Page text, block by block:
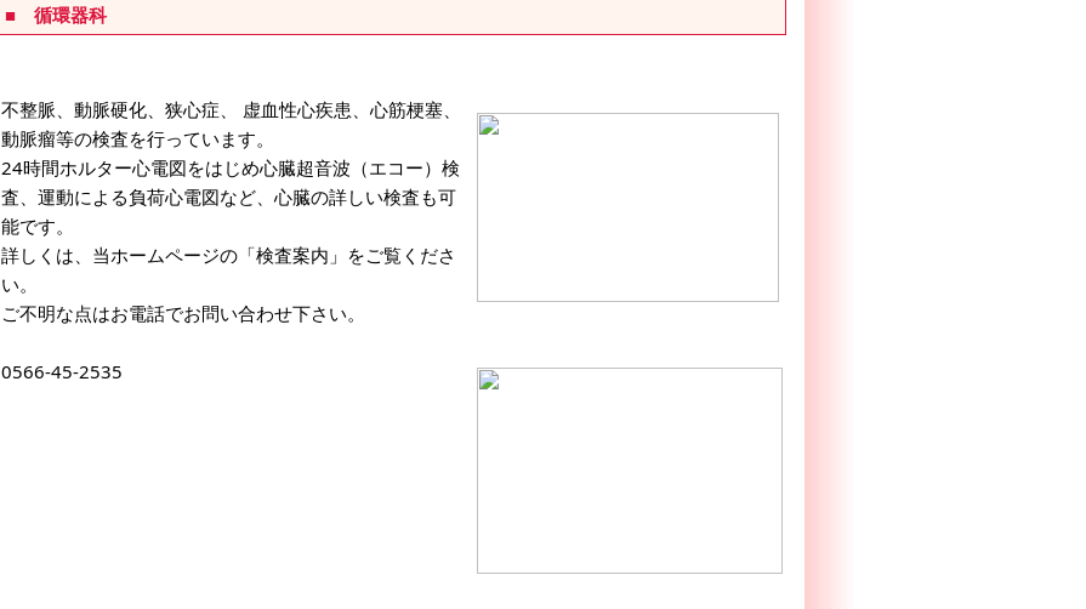
■ 循環器科
不整脈、動脈硬化、狭心症、 虚血性心疾患、心筋梗塞、
動脈瘤等の検査を行っています。
24時間ホルター心電図をはじめ心臓超音波（エコー）検
査、運動による負荷心電図など、心臓の詳しい検査も可
能です。
詳しくは、当ホームページの「検査案内」をご覧くださ
い。
ご不明な点はお電話でお問い合わせ下さい。
0566-45-2535